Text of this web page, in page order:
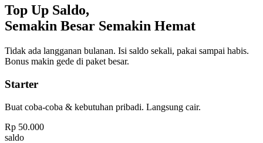
Top Up Saldo,
Semakin Besar Semakin Hemat
Tidak ada langganan bulanan. Isi saldo sekali, pakai sampai habis.
Bonus makin gede di paket besar.
Starter
Buat coba-coba & kebutuhan pribadi. Langsung cair.
Rp 50.000
saldo